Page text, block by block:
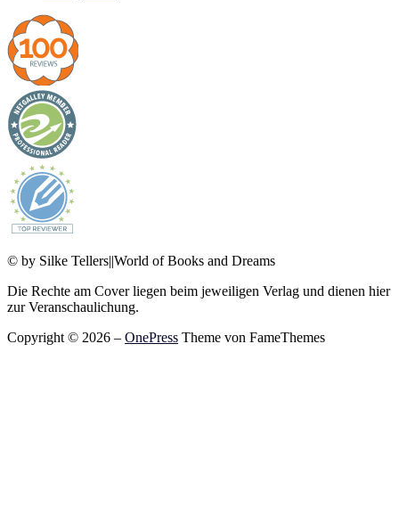
© by Silke Tellers||World of Books and Dreams
Die Rechte am Cover liegen beim jeweiligen Verlag und dienen hier
zur Veranschaulichung.
Copyright © 2026 – OnePress Theme von FameThemes